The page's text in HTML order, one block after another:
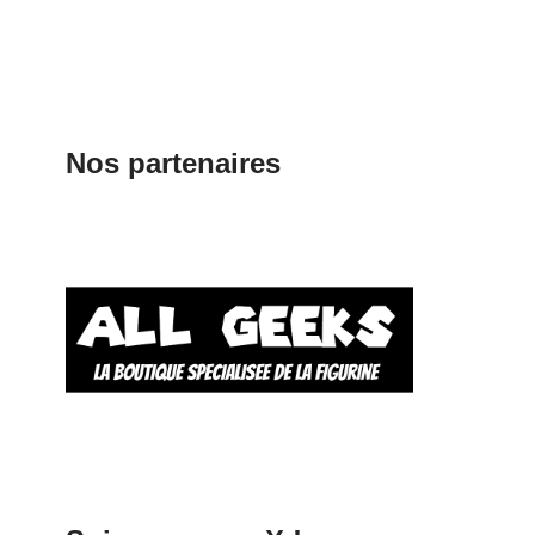
Nos partenaires